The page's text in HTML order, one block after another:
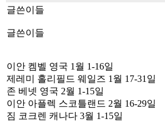
글쓴이들
글쓴이들
이안 켐벨 영국 1월 1-16일
제레미 홀리필드 웨일즈 1월 17-31일
존 베넷 영국 2월 1-15일
이안 아플렉 스코틀랜드 2월 16-29일
짐 코크렌 캐나다 3월 1-15일